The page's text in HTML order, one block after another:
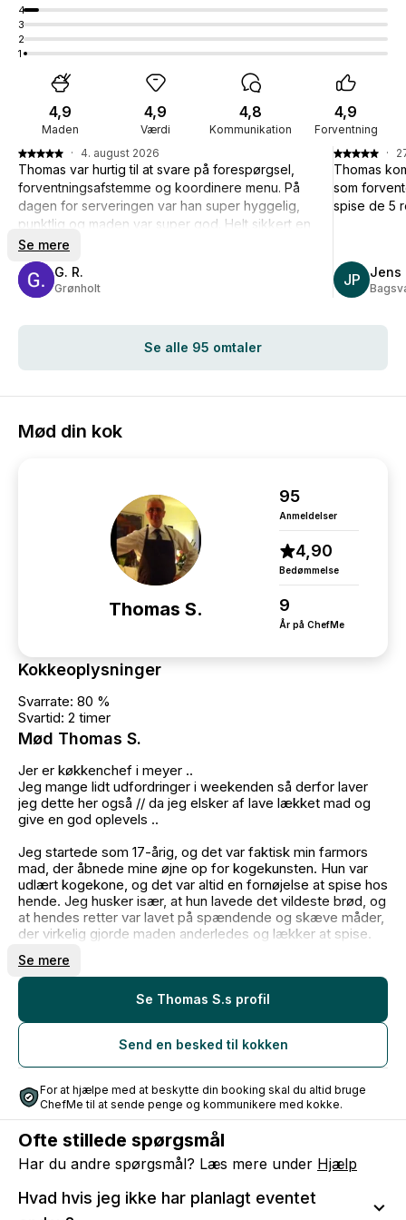
4
3
2
1
Maden
4,9
Værdi
4,9
Kommunikation
4,8
Forventning
4,9
G. R.
Grønholt
· 4. august 2026
Thomas var hurtig til at svare på forespørgsel,
forventningsafstemme og koordinere menu. På
dagen for serveringen var han super hyggelig,
punktlig og maden var super god. Helt sikkert en
stor anbefaling herfra.
Se mere
JP Jens
·
Thomas
som
spise de 5
Se alle 95 omtaler
Mød din kok
Thomas S.
95
Anmeldelser
4,90
Bedømmelse
9
År på ChefMe
Kokkeoplysninger
Svarrate: 80 %
Svartid: 2 timer
Mød Thomas S.
Jer er køkkenchef i meyer ..
Jeg mange lidt udfordringer i weekenden så derfor laver
jeg dette her også // da jeg elsker af lave lækket mad og
give en god oplevels ..
Jeg startede som 17-årig, og det var faktisk min farmors
mad, der åbnede mine øjne op for kogekunsten. Hun var
udlært kogekone, og det var altid en fornøjelse at spise hos
hende. Jeg husker især, at hun lavede det vildeste brød, og
at hendes retter var lavet på spændende og skæve måder,
der virkelig gjorde maden anderledes og lækker at spise.
men før det hjalp jeg til hos den afsindigt dygtige
michelinkok, Francis Cardenau på St. Kro. Efter at have set
ham i et køkken vidste jeg, at jeg ville være kok.
Mine faste kunder kalder mig for deres "familiekok", da jeg
altid gør en dyd ud af at være smilende, varm og
imødekommende. Det er nemlig et tillidsspørgsmål at
Se mere
Se Thomas S.s profil
Send en besked til kokken
For at hjælpe med at beskytte din booking skal du altid bruge
ChefMe til at sende penge og kommunikere med kokke.
Ofte stillede spørgsmål
Har du andre spørgsmål? Læs mere under Hjælp
Hvad hvis jeg ikke har planlagt eventet